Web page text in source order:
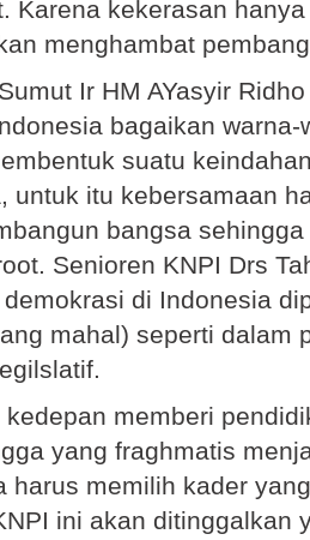
Karena kekerasan
menghambat
Ir HM AYasyir
bagaikan warna-
suatu
untuk itu kebersamaan
bangsa
Senioren KNPI Drs
di Indonesia
mahal) seperti dalam
kedepan memberi
yang fraghmatis
harus memilih kader
ini akan ditinggalkan